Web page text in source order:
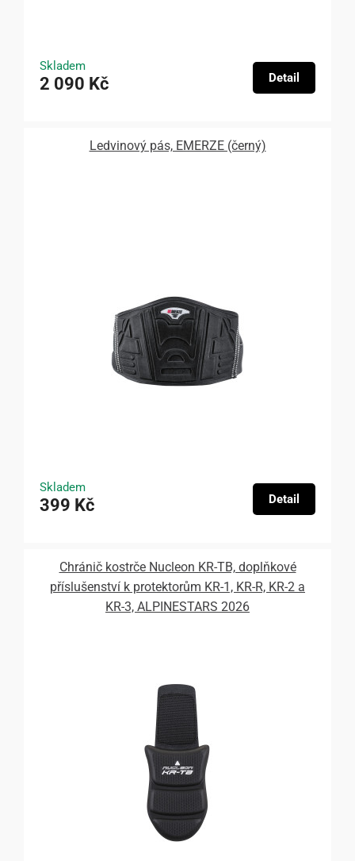
Skladem
2 090 Kč Detail
Ledvinový pás, EMERZE (černý)
Skladem
399 Kč Detail
Chránič kostrče Nucleon KR-TB, doplňkové
příslušenství k protektorům KR-1, KR-R, KR-2 a
KR-3, ALPINESTARS 2026